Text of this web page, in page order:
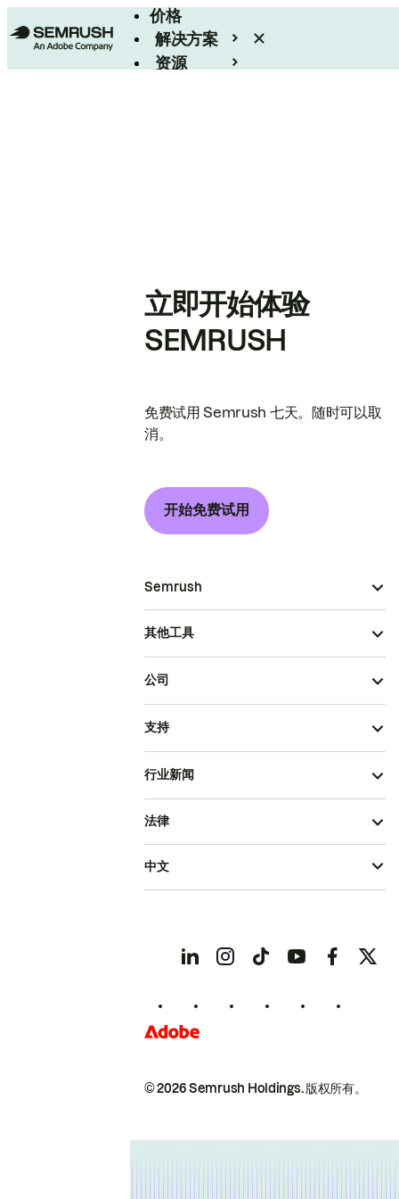
价格
解决方案
资源
立即开始体验
SEMRUSH
免费试用 Semrush 七天。随时可以取
消。
开始免费试用
Semrush
其他工具
公司
支持
行业新闻
© 2026 Semrush Holdings.版权所有。
法律
中文